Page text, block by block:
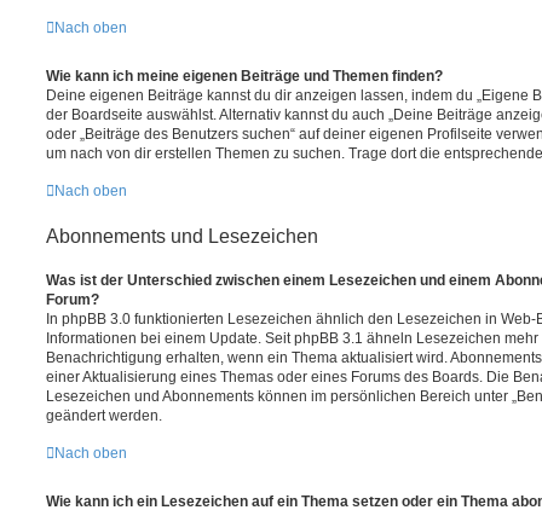
Nach oben
Wie kann ich meine eigenen Beiträge und Themen finden?
Deine eigenen Beiträge kannst du dir anzeigen lassen, indem du „Eigene
der Boardseite auswählst. Alternativ kannst du auch „Deine Beiträge
oder „Beiträge des Benutzers suchen“ auf deiner eigenen Profilseite
um nach von dir erstellen Themen zu suchen. Trage dort die
Nach oben
Abonnements und Lesezeichen
Was ist der Unterschied zwischen einem Lesezeichen und einem
Forum?
In phpBB 3.0 funktionierten Lesezeichen ähnlich den Lesezeichen in
Informationen bei einem Update. Seit phpBB 3.1 ähneln Lesezeichen
Benachrichtigung erhalten, wenn ein Thema aktualisiert wird.
einer Aktualisierung eines Themas oder eines Forums des Boards. Die
Lesezeichen und Abonnements können im persönlichen Bereich unter
geändert werden.
Nach oben
Wie kann ich ein Lesezeichen auf ein Thema setzen oder ein Thema